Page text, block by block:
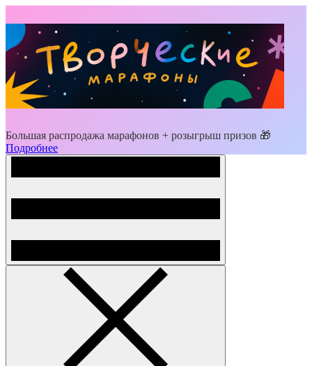
Большая распродажа марафонов + розыгрыш призов 🎁
Подробнее